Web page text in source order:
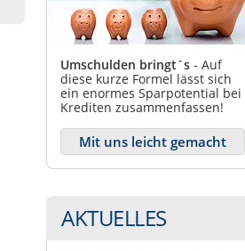
Umschulden bringt´s - Auf
diese kurze Formel lässt sich
ein enormes Sparpotential bei
Krediten zusammenfassen!
Mit uns leicht gemacht
AKTUELLES